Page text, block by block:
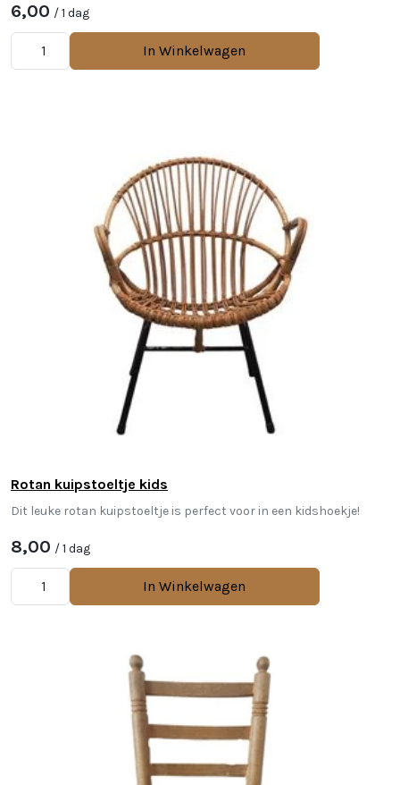
6,00 / 1 dag
In Winkelwagen
Rotan kuipstoeltje kids
Dit leuke rotan kuipstoeltje is perfect voor in een kidshoekje!
8,00 / 1 dag
In Winkelwagen